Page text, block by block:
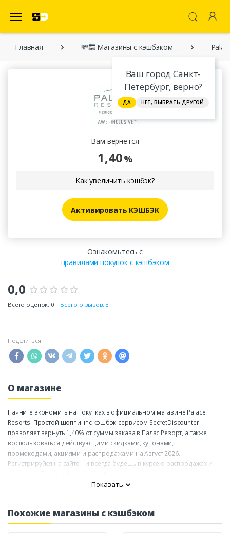
Ваш город Санкт-
Петербург, верно?
ДА НЕТ, ВЫБРАТЬ ДРУГОЙ
Главная 💸🔙 Магазины с кэшбэком
Вам вернется
1,40%
Как увеличить кэшбэк?
Активировать КЭШБЭК
Ознакомьтесь с
правилами покупок с кэшбэком
0,0
Всего оценок: 0 | Всего отзывов: 3
Поделиться:
О магазине
Начните экономить на покупках в официальном магазине Palace
Resorts! Простой шоппинг с кэшбэк-сервисом SecretDiscounter
позволяет вернуть 1,40% от суммы заказа в Палас Резорт, а также
воспользоваться действующими скидками, купонами,
промокодами, акциями и распродажами на Август 2026.
Регистрируйся на сайте – и всегда будешь в курсе о распродажах и
Показать
Похожие магазины с кэшбэком